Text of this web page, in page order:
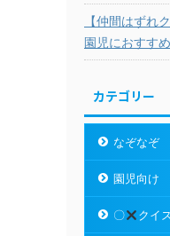
【仲間はずれ
園児におすす
カテゴリー
なぞなぞ
園児向け
〇 クイ